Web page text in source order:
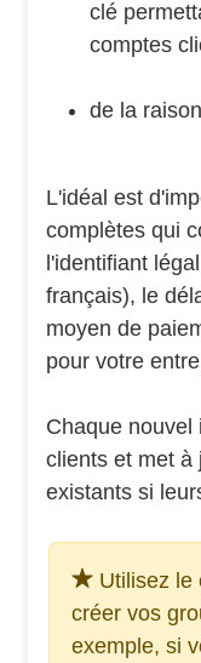
clé
comptes
de la
L'idéal est
complètes qui
l'identifiant
français), le
moyen de
pour votre
Chaque nouvel
clients et met à
existants si
Utilisez le
créer vos
exemple, si